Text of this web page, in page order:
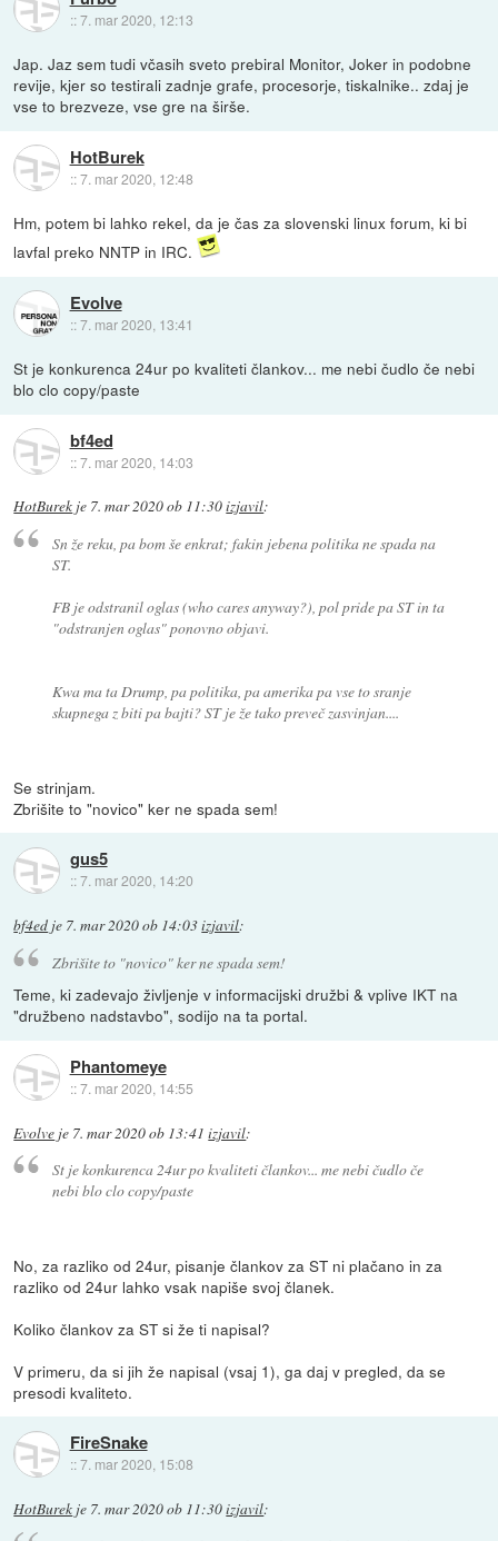
::7. mar 2020, 12:13
Jap. Jaz sem tudi včasih sveto prebiral Monitor, Joker in podobne
revije, kjer so testirali zadnje grafe, procesorje, tiskalnike.. zdaj je
vse to brezveze, vse gre na širše.
HotBurek
::7. mar 2020, 12:48
Hm, potem bi lahko rekel, da je čas za slovenski linux forum, ki bi
lavfal preko NNTP in IRC.
Evolve
::7. mar 2020, 13:41
St je konkurenca 24ur po kvaliteti člankov... me nebi čudlo če nebi
blo clo copy/paste
bf4ed
::7. mar 2020, 14:03
HotBurek je 7. mar 2020 ob 11:30izjavil:
Sn že reku, pa bom še enkrat; fakin jebena politika ne spada na
ST.
FB je odstranil oglas (who cares anyway?), pol pride pa ST in ta
"odstranjen oglas" ponovno objavi.
Kwa ma ta Drump, pa politika, pa amerika pa vse to sranje
skupnega z biti pa bajti? ST je že tako preveč zasvinjan....
Se strinjam.
Zbrišite to "novico" ker ne spada sem!
gus5
::7. mar 2020, 14:20
bf4ed je 7. mar 2020 ob 14:03izjavil:
Zbrišite to "novico" ker ne spada sem!
Teme, ki zadevajo življenje v informacijski družbi & vplive IKT na
"družbeno nadstavbo", sodijo na ta portal.
Phantomeye
::7. mar 2020, 14:55
Evolve je 7. mar 2020 ob 13:41 izjavil:
St je konkurenca 24ur po kvaliteti člankov... me nebi čudlo če
nebi blo clo copy/paste
No, za razliko od 24ur, pisanje člankov za ST ni plačano in za
razliko od 24ur lahko vsak napiše svoj članek.
Koliko člankov za ST si že ti napisal?
V primeru, da si jih že napisal (vsaj 1), ga daj v pregled, da se
presodi kvaliteto.
FireSnake
::7. mar 2020, 15:08
HotBurek je 7. mar 2020 ob 11:30izjavil: